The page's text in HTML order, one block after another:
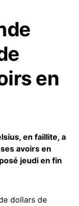
en
en faillite, a
avoirs en
jeudi en fin
dollars de